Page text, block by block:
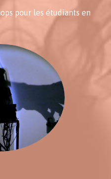
pour les étudiants en